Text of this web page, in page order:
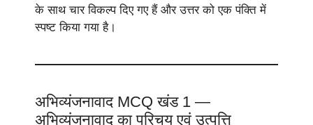
के साथ चार विकल्प दिए गए हैं और उत्तर को एक पंक्ति में
स्पष्ट किया गया है।
अभिव्यंजनावाद MCQ खंड 1 —
अभिव्यंजनावाद का परिचय एवं उत्पत्ति